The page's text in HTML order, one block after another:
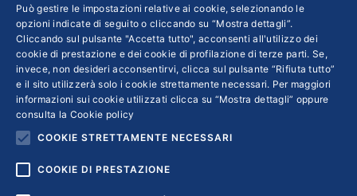
informativi ed eventi di matchmaking nonché
avere assistenza personalizzata. Previsto un
contributo fino a 7mila euro. Fra i partner del
progetto SFC Sistemi Formativi Confindustria
← 1 2
Può gestire le impostazioni relative ai cookie, selezionando le
opzioni indicate di seguito o cliccando su “Mostra dettagli”.
Cliccando sul pulsante "Accetta tutto", acconsenti all'utilizzo dei
cookie di prestazione e dei cookie di profilazione di terze parti. Se,
invece, non desideri acconsentirvi, clicca sul pulsante “Rifiuta tutto”
e il sito utilizzerà solo i cookie strettamente necessari. Per maggiori
informazioni sui cookie utilizzati clicca su “Mostra dettagli” oppure
consulta la Cookie policy
COOKIE STRETTAMENTE NECESSARI
COOKIE DI PRESTAZIONE